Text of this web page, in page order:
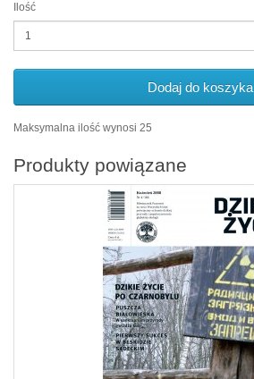
Ilość
Dodaj do koszyka
Maksymalna ilość wynosi 25
Produkty powiązane